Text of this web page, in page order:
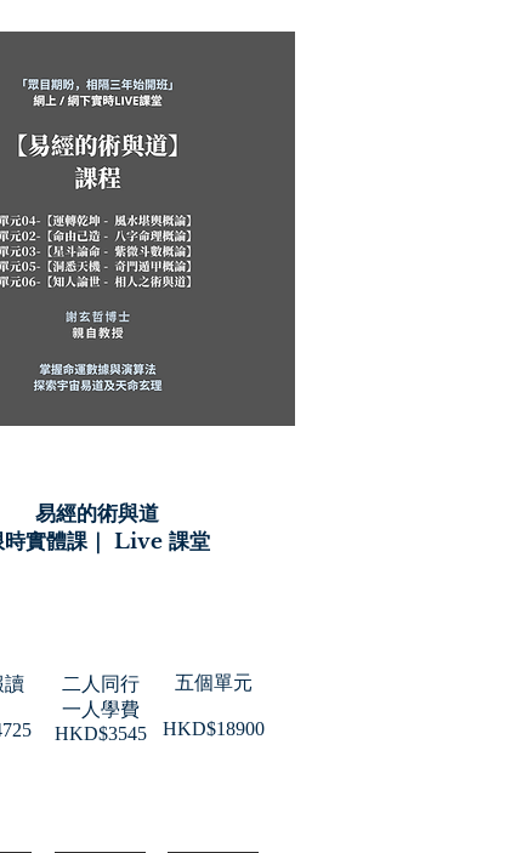
易經的術與道
時實體課｜ Live 課堂
讀
二人同行
​一人學費
​HKD$3545
五個單元
​HKD$18900